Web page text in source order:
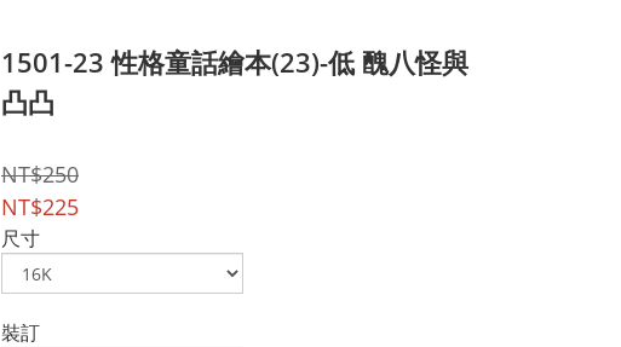
1501-23 性格童話繪本(23)-低 醜八怪與
凸凸
NT$250
NT$225
尺寸
裝訂